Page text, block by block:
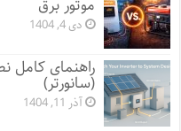
موتور برق
دی 4, 1404
راهنمای کامل
(سانورتر)
آذر 11, 1404